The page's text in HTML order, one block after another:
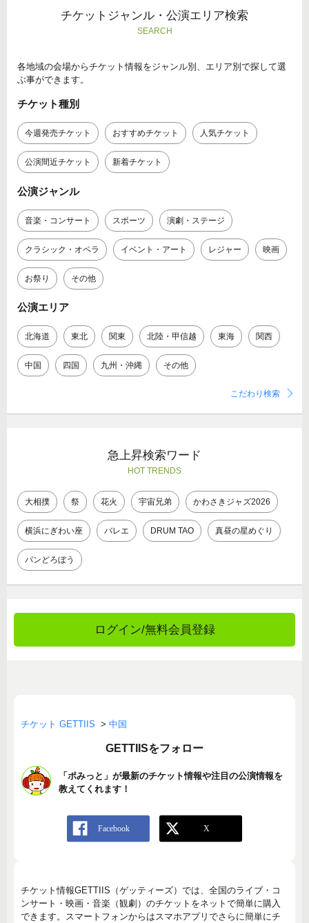
チケットジャンル・公演エリア検索
SEARCH
各地域の会場からチケット情報をジャンル別、エリア別で探して選
ぶ事ができます。
チケット種別
今週発売チケット おすすめチケット 人気チケット
公演間近チケット 新着チケット
公演ジャンル
音楽・コンサート スポーツ 演劇・ステージ
クラシック・オペラ イベント・アート レジャー 映画
お祭り その他
公演エリア
北海道 東北 関東 北陸・甲信越 東海 関西
中国 四国 九州・沖縄 その他
こだわり検索
急上昇検索ワード
HOT TRENDS
大相撲 祭 花火 宇宙兄弟 かわさきジャズ2026
横浜にぎわい座 バレエ DRUM TAO 真昼の星めぐり
パンどろぼう
ログイン/無料会員登録
チケット GETTIIS > 中国
GETTIISをフォロー
「ポみっと」が最新のチケット情報や注目の公演情報を
教えてくれます！
チケット情報GETTIIS（ゲッティーズ）では、全国のライブ・コ
ンサート・映画・音楽（観劇）のチケットをネットで簡単に購入
できます。スマートフォンからはスマホアプリでさらに簡単にチ